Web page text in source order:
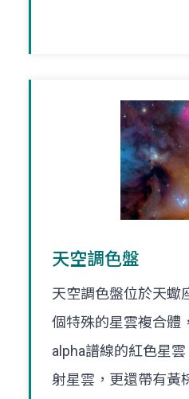
天空調色盤
天空調色盤位於天蠍
個特殊的星雲複合體
alpha譜線的紅色星
射星雲，更還帶有黃